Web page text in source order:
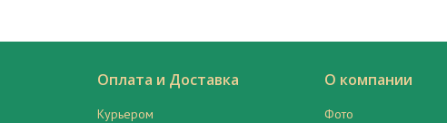
Оплата и Доставка
Курьером
О компании
Фото